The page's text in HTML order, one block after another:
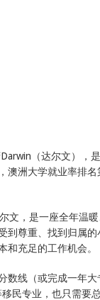
（达尔文），
澳洲大学就业率排
，是一座全年温暖
到尊重、找到归属
充足的工作机会。
数线（或完成一年
民专业，也只需要